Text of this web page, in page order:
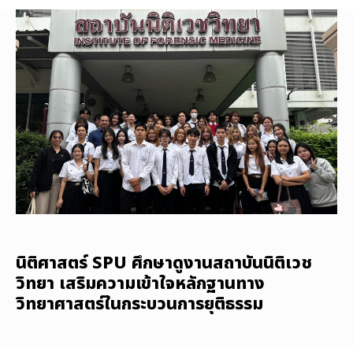
นิติศาสตร์ SPU ศึกษาดูงานสถาบันนิติเวช
วิทยา เสริมความเข้าใจหลักฐานทาง
วิทยาศาสตร์ในกระบวนการยุติธรรม